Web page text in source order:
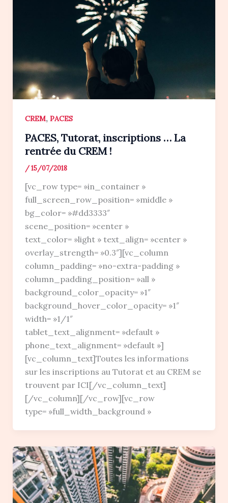
CREM, PACES
PACES, Tutorat, inscriptions … La
rentrée du CREM !
/15/07/2018
[vc_row type= »in_container »
full_screen_row_position= »middle »
bg_color= »#dd3333″
scene_position= »center »
text_color= »light » text_align= »center »
overlay_strength= »0.3″][vc_column
column_padding= »no-extra-padding »
column_padding_position= »all »
background_color_opacity= »1″
background_hover_color_opacity= »1″
width= »1/1″
tablet_text_alignment= »default »
phone_text_alignment= »default »]
[vc_column_text]Toutes les informations
sur les inscriptions au Tutorat et au CREM se
trouvent par ICI[/vc_column_text]
[/vc_column][/vc_row][vc_row
type= »full_width_background »